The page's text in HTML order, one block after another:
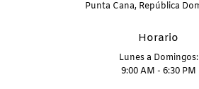
Punta Cana, República
Horario
Lunes a Domingos:
9:00 AM - 6:30 PM